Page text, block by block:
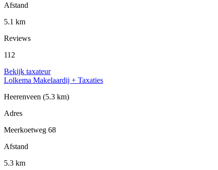
Afstand
5.1 km
Reviews
112
Bekijk taxateur
Lolkema Makelaardij + Taxaties
Heerenveen (5.3 km)
Adres
Meerkoetweg 68
Afstand
5.3 km